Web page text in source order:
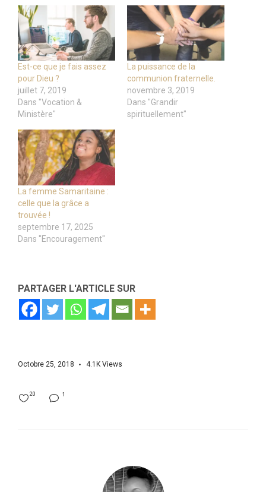
Est-ce que je fais assez
pour Dieu ?
juillet 7, 2019
Dans "Vocation &
Ministère"
La puissance de la
communion fraternelle.
novembre 3, 2019
Dans "Grandir
spirituellement"
La femme Samaritaine :
celle que la grâce a
trouvée !
septembre 17, 2025
Dans "Encouragement"
PARTAGER L'ARTICLE SUR
Octobre 25, 2018 4.1K Views
1
20